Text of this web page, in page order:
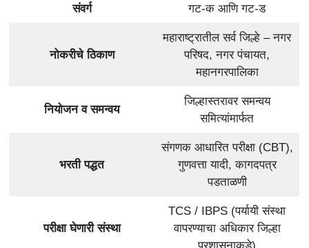
संवर्ग गट-क आणि गट-ड
नोकरीचे ठिकाण
महाराष्ट्रातील सर्व जिल्हे – नगर
परिषद, नगर पंचायत,
महानगरपालिका
नियोजन व समन्वय
जिल्हास्तरावर समन्वय
समित्यांमार्फत
भरती पद्धत
संगणक आधारित परीक्षा (CBT),
गुणवत्ता यादी, कागदपत्र
पडताळणी
परीक्षा घेणारी संस्था
TCS / IBPS (पर्यायी संस्था
वापरण्याचा अधिकार जिल्हा